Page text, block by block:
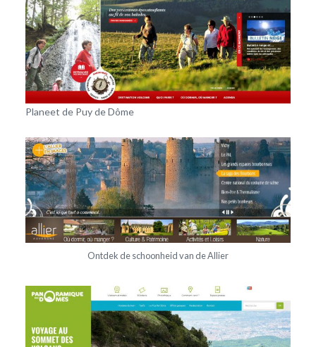
Planeet de Puy de Dôme
Ontdek de schoonheid van de Allier